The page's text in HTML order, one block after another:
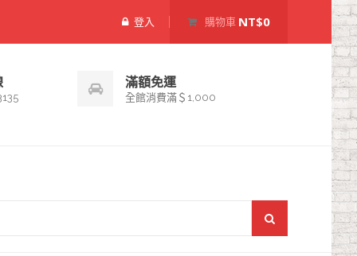
登入 購物車 NT$0
滿額免運
全館消費滿＄1,000